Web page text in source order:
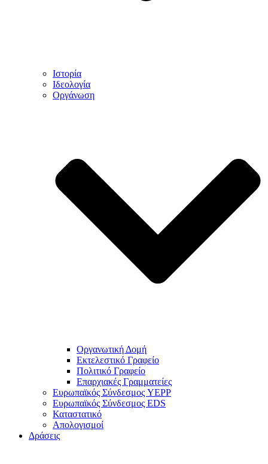
Ιστορία
Ιδεολογία
Οργάνωση
Οργανωτική Δομή
Εκτελεστικό Γραφείο
Πολιτικό Γραφείο
Επαρχιακές Γραμματείες
Ευρωπαϊκός Σύνδεσμος YEPP
Ευρωπαϊκός Σύνδεσμος EDS
Καταστατικό
Απολογισμοί
Δράσεις